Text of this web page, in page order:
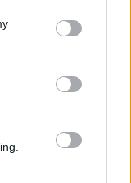
подрязване